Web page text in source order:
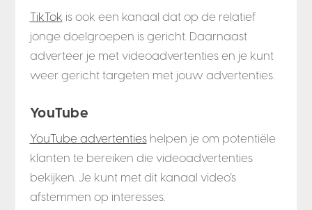
TikTok is ook een kanaal dat op de relatief
jonge doelgroepen is gericht. Daarnaast
adverteer je met videoadvertenties en je kunt
weer gericht targeten met jouw advertenties.
YouTube
YouTube advertentieshelpen je om potentiële
klanten te bereiken die videoadvertenties
bekijken. Je kunt met dit kanaal video’s
afstemmen op interesses.